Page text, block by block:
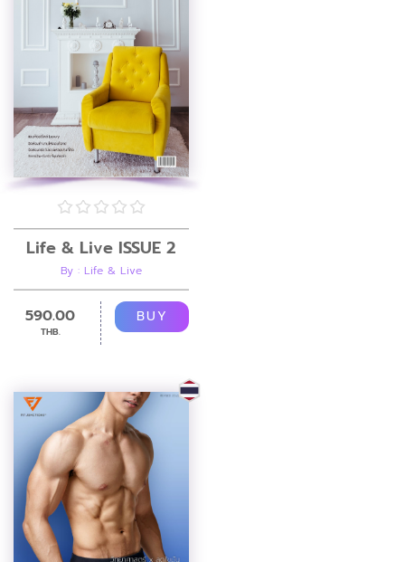
Life & Live ISSUE 2
By : Life & Live
590.00
THB.
BUY